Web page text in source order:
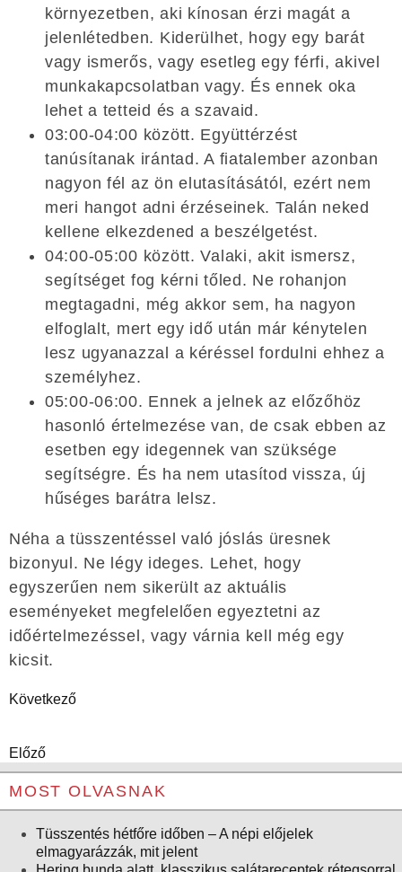
környezetben, aki kínosan érzi magát a
jelenlétedben. Kiderülhet, hogy egy barát
vagy ismerős, vagy esetleg egy férfi, akivel
munkakapcsolatban vagy. És ennek oka
lehet a tetteid és a szavaid.
03:00-04:00 között. Együttérzést
tanúsítanak irántad. A fiatalember azonban
nagyon fél az ön elutasításától, ezért nem
meri hangot adni érzéseinek. Talán neked
kellene elkezdened a beszélgetést.
04:00-05:00 között. Valaki, akit ismersz,
segítséget fog kérni tőled. Ne rohanjon
megtagadni, még akkor sem, ha nagyon
elfoglalt, mert egy idő után már kénytelen
lesz ugyanazzal a kéréssel fordulni ehhez a
személyhez.
05:00-06:00. Ennek a jelnek az előzőhöz
hasonló értelmezése van, de csak ebben az
esetben egy idegennek van szüksége
segítségre. És ha nem utasítod vissza, új
hűséges barátra lelsz.
Néha a tüsszentéssel való jóslás üresnek
bizonyul. Ne légy ideges. Lehet, hogy
egyszerűen nem sikerült az aktuális
eseményeket megfelelően egyeztetni az
időértelmezéssel, vagy várnia kell még egy
kicsit.
Következő
Előző
MOST OLVASNAK
Tüsszentés hétfőre időben – A népi előjelek
elmagyarázzák, mit jelent